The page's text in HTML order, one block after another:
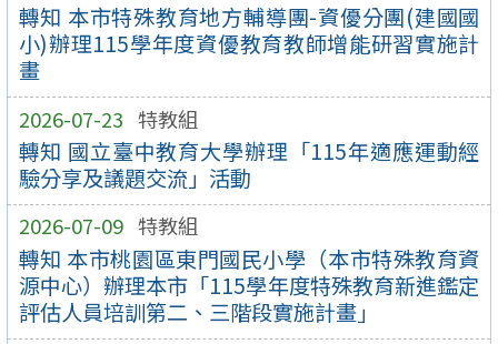
轉知 本市特殊教育地方輔導團-資優分團(建國國
小)辦理115學年度資優教育教師增能研習實施計
畫
2026-07-23 特教組
轉知 國立臺中教育大學辦理「115年適應運動經
驗分享及議題交流」活動
2026-07-09 特教組
轉知 本市桃園區東門國民小學（本市特殊教育資
源中心）辦理本市「115學年度特殊教育新進鑑定
評估人員培訓第二、三階段實施計畫」